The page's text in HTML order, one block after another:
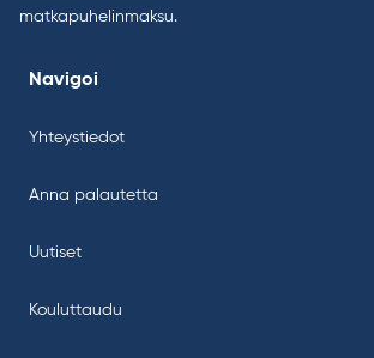
matkapuhelinmaksu.
Navigoi
Yhteystiedot
Anna palautetta
Uutiset
Kouluttaudu